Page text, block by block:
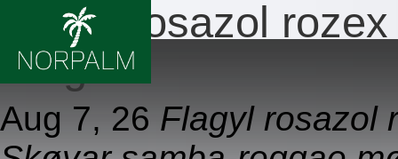
Flagyl rosazol
billigste
Aug 7, 26 Flagyl rosazol